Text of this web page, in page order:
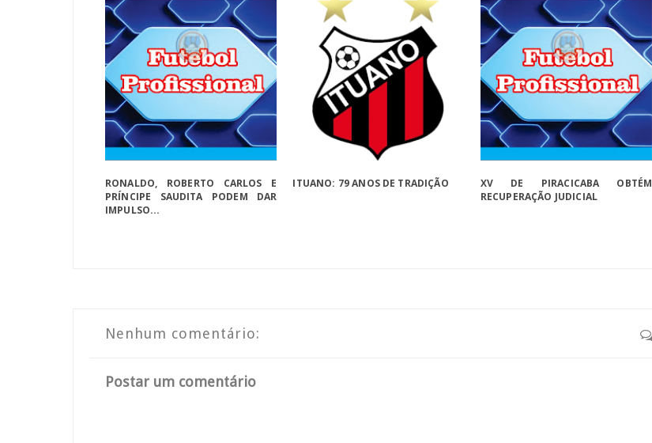
RONALDO, ROBERTO CARLOS E
PRÍNCIPE SAUDITA PODEM DAR
IMPULSO...
ITUANO: 79 ANOS DE TRADIÇÃO
XV DE PIRACICABA OBTÉM
RECUPERAÇÃO JUDICIAL
Nenhum comentário:
Postar um comentário